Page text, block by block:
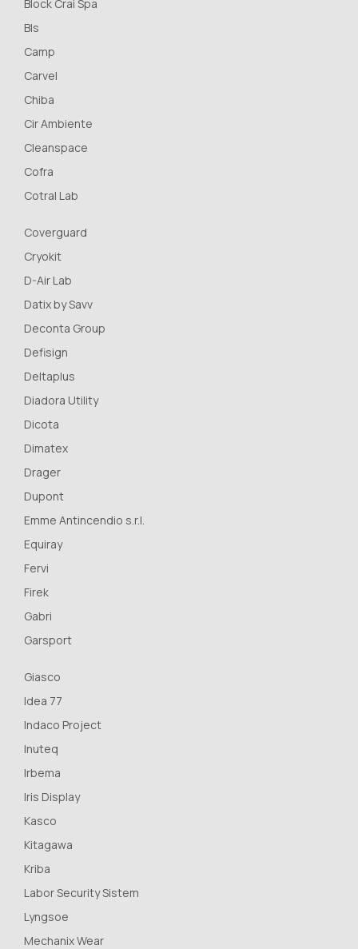
Block Crai Spa
Bls
Camp
Carvel
Chiba
Cir Ambiente
Cleanspace
Cofra
Cotral Lab
Coverguard
Cryokit
D-Air Lab
Datix by Savv
Deconta Group
Defisign
Deltaplus
Diadora Utility
Dicota
Dimatex
Drager
Dupont
Emme Antincendio s.r.l.
Equiray
Fervi
Firek
Gabri
Garsport
Giasco
Idea 77
Indaco Project
Inuteq
Irbema
Iris Display
Kasco
Kitagawa
Kriba
Labor Security Sistem
Lyngsoe
Mechanix Wear